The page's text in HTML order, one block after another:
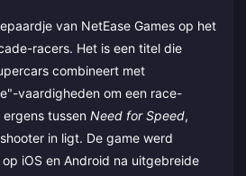
van NetEase Games op het
racers. Het is een titel die
combineert met
vaardigheden om een race-
tussen Need for Speed,
in ligt. De game werd
iOS en Android na uitgebreide